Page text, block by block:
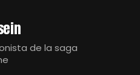
de la saga